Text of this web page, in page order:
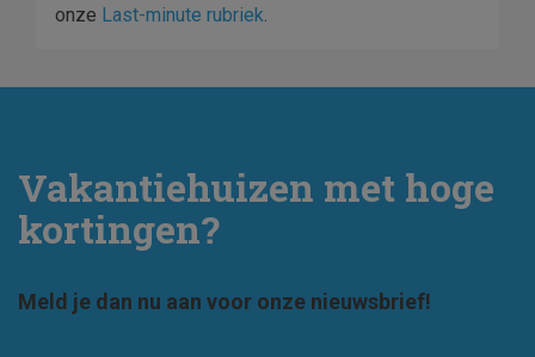
onze Last-minute rubriek.
Vakantiehuizen met hoge
kortingen?
Meld je dan nu aan voor onze nieuwsbrief!